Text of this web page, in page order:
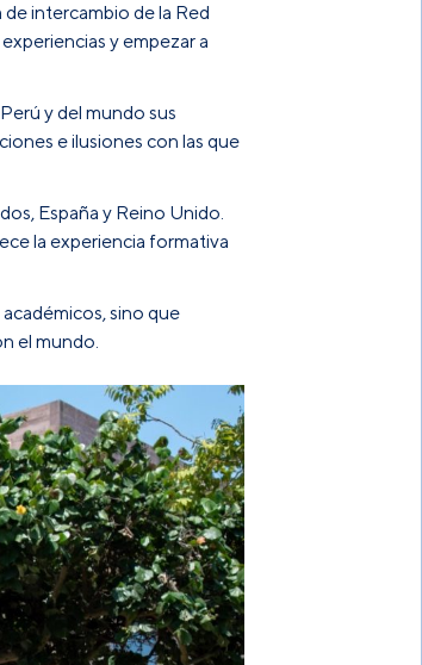
intercambio de la Red
y empezar a
y del mundo sus
e ilusiones con las que
España y Reino Unido.
la experiencia formativa
sino que
el mundo.